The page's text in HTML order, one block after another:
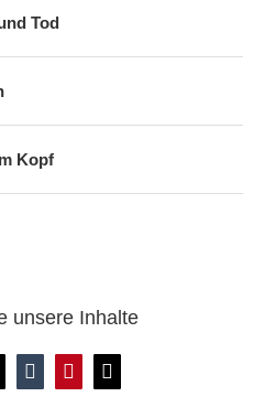
Tod
Kopf
unsere Inhalte
TumblrPinterest
E-